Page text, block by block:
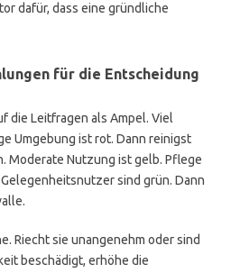
dafür, dass eine gründliche
für die Entscheidung
die Leitfragen als Ampel. Viel
Umgebung ist rot. Dann reinigst
Moderate Nutzung ist gelb. Pflege
sind grün. Dann
Riecht sie unangenehm oder sind
beschädigt, erhöhe die